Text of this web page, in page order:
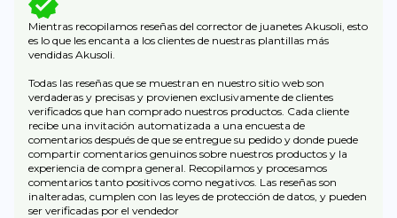
Mientras recopilamos reseñas del corrector de juanetes Akusoli, esto
es lo que les encanta a los clientes de nuestras plantillas más
vendidas Akusoli.
Todas las reseñas que se muestran en nuestro sitio web son
verdaderas y precisas y provienen exclusivamente de clientes
verificados que han comprado nuestros productos. Cada cliente
recibe una invitación automatizada a una encuesta de
comentarios después de que se entregue su pedido y donde puede
compartir comentarios genuinos sobre nuestros productos y la
experiencia de compra general. Recopilamos y procesamos
comentarios tanto positivos como negativos. Las reseñas son
inalteradas, cumplen con las leyes de protección de datos, y pueden
ser verificadas por el vendedor